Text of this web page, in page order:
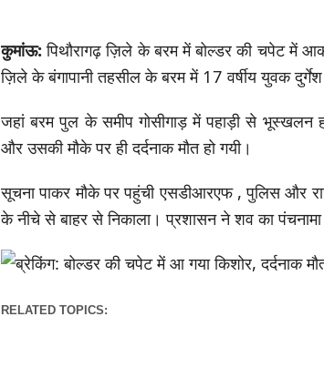
कुमांऊ:पिथौरागढ़ ज़िले के बरम में बोल्डर की चपेट में
ज़िले के बंगापानी तहसील के बरम में 17 वर्षीय युवक
जहां बरम पुल के समीप गोसीगाड़ में पहाड़ी से भूस्खलन
और उसकी मौके पर ही दर्दनाक मौत हो गयी।
सूचना पाकर मौके पर पहुंची एसडीआरएफ , पुलिस और
के नीचे से बाहर से निकाला। प्रशासन ने शव का
RELATED TOPICS: